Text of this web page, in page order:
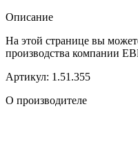
Описание
На этой странице вы
производства компании
Артикул: 1.51.355
О производителе